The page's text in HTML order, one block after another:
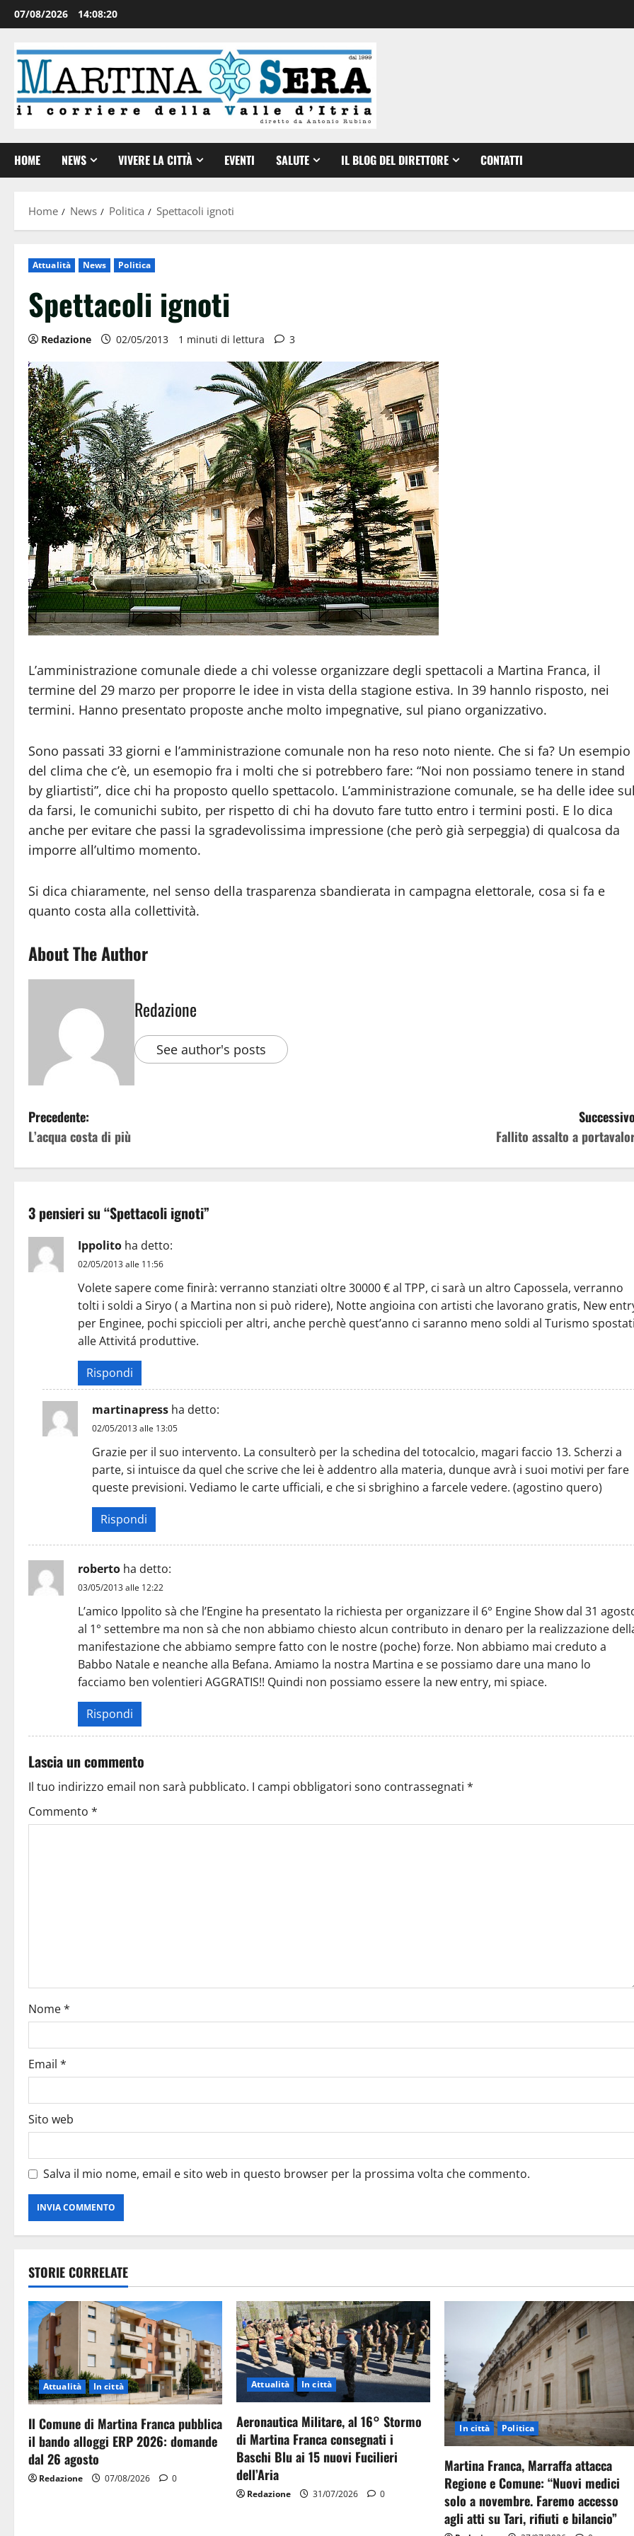
07/08/2026 14:08:21
HOME NEWS VIVERE LA CITTÀ EVENTI SALUTE IL BLOG DEL DIRETTORE CONTATTI
Home News Politica Spettacoli ignoti
Attualità News Politica
Spettacoli ignoti
Redazione 02/05/2013 1 minuti di lettura 3
L’amministrazione comunale diede a chi volesse organizzare degli spettacoli a Martina Franca, il
termine del 29 marzo per proporre le idee in vista della stagione estiva. In 39 hannlo risposto, nei
termini. Hanno presentato proposte anche molto impegnative, sul piano organizzativo.
Sono passati 33 giorni e l’amministrazione comunale non ha reso noto niente. Che si fa? Un esempio
del clima che c’è, un esemopio fra i molti che si potrebbero fare: “Noi non possiamo tenere in stand
by gliartisti”, dice chi ha proposto quello spettacolo. L’amministrazione comunale, se ha delle idee
da farsi, le comunichi subito, per rispetto di chi ha dovuto fare tutto entro i termini posti. E lo dica
anche per evitare che passi la sgradevolissima impressione (che però già serpeggia) di qualcosa da
imporre all’ultimo momento.
Si dica chiaramente, nel senso della trasparenza sbandierata in campagna elettorale, cosa si fa e
quanto costa alla collettività.
About The Author
Redazione
See author's posts
Precedente:
L’acqua costa di più
Fallito assalto a
3 pensieri su “Spettacoli ignoti”
Ippolito ha detto:
02/05/2013 alle 11:56
Volete sapere come finirà: verranno stanziati oltre 30000 € al TPP, ci sarà un altro Capossela, verranno
tolti i soldi a Siryo ( a Martina non si può ridere), Notte angioina con artisti che lavorano gratis, New
per Enginee, pochi spiccioli per altri, anche perchè quest’anno ci saranno meno soldi al Turismo
alle Attivitá produttive.
Rispondi
martinapress ha detto:
02/05/2013 alle 13:05
Grazie per il suo intervento. La consulterò per la schedina del totocalcio, magari faccio 13. Scherzi a
parte, si intuisce da quel che scrive che lei è addentro alla materia, dunque avrà i suoi motivi per fare
queste previsioni. Vediamo le carte ufficiali, e che si sbrighino a farcele vedere. (agostino quero)
Rispondi
roberto ha detto:
03/05/2013 alle 12:22
L’amico Ippolito sà che l’Engine ha presentato la richiesta per organizzare il 6° Engine Show dal 31
al 1° settembre ma non sà che non abbiamo chiesto alcun contributo in denaro per la realizzazione
manifestazione che abbiamo sempre fatto con le nostre (poche) forze. Non abbiamo mai creduto a
Babbo Natale e neanche alla Befana. Amiamo la nostra Martina e se possiamo dare una mano lo
facciamo ben volentieri AGGRATIS!! Quindi non possiamo essere la new entry, mi spiace.
Rispondi
Lascia un commento
Il tuo indirizzo email non sarà pubblicato. I campi obbligatori sono contrassegnati *
Commento *
Nome*
Email *
Sito web
Salva il mio nome, email e sito web in questo browser per la prossima volta che commento.
STORIE CORRELATE
Attualità In città
Il Comune di Martina Franca pubblica
il bando alloggi ERP 2026: domande
dal 26 agosto
Redazione 07/08/2026 0
Attualità In città
Aeronautica Militare, al 16° Stormo
di Martina Franca consegnati i
Baschi Blu ai 15 nuovi Fucilieri
dell’Aria
Redazione 31/07/2026 0
In città Politica
Martina Franca, Marraffa attacca
Regione e Comune: “Nuovi medici
solo a novembre. Faremo accesso
agli atti su Tari, rifiuti e bilancio”